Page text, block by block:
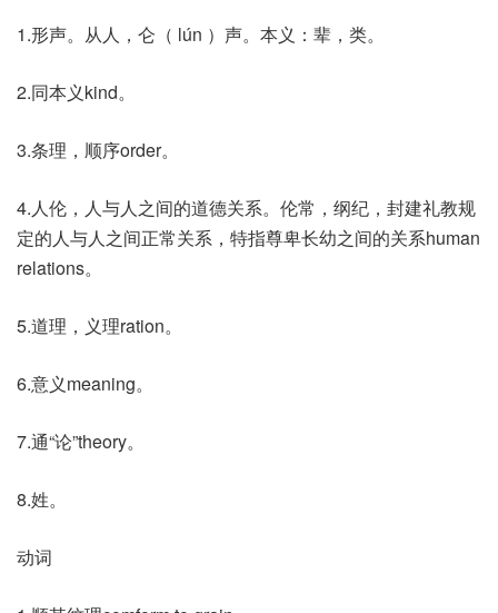
1.形声。从人，仑（ lún ）声。本义：辈，类。
2.同本义kind。
3.条理，顺序order。
4.人伦，人与人之间的道德关系。伦常，纲纪，封建礼教规
定的人与人之间正常关系，特指尊卑长幼之间的关系human
relations。
5.道理，义理ration。
6.意义meaning。
7.通“论”theory。
8.姓。
动词